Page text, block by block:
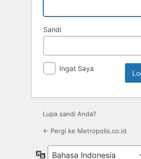
Sandi
Ingat Saya
Lupa sandi Anda?
← Pergi ke Metropolis.co.id
Bahasa